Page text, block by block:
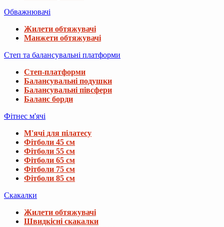
Обважнювачі
Жилети обтяжувачі
Манжети обтяжувачі
Степ та балансувальні платформи
Степ-платформи
Балансувальні подушки
Балансувальні півсфери
Баланс борди
Фітнес м'ячі
М'ячі для пілатесу
Фітболи 45 см
Фітболи 55 см
Фітболи 65 см
Фітболи 75 см
Фітболи 85 см
Скакалки
Жилети обтяжувачі
Швидкісні скакалки